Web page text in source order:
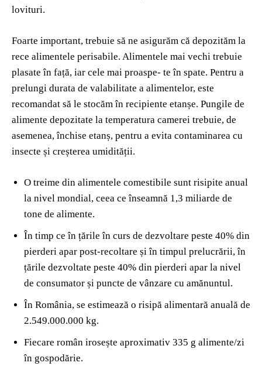
lovituri.
Foarte important, trebuie să ne asigurăm că depozităm la
rece alimentele perisabile. Alimentele mai vechi trebuie
plasate în față, iar cele mai proaspe- te în spate. Pentru a
prelungi durata de valabilitate a alimentelor, este
recomandat să le stocăm în recipiente etanșe. Pungile de
alimente depozitate la temperatura camerei trebuie, de
asemenea, închise etanș, pentru a evita contaminarea cu
insecte și creșterea umidității.
O treime din alimentele comestibile sunt risipite anual
la nivel mondial, ceea ce înseamnă 1,3 miliarde de
tone de alimente.
În timp ce în țările în curs de dezvoltare peste 40% din
pierderi apar post-recoltare și în timpul prelucrării, în
țările dezvoltate peste 40% din pierderi apar la nivel
de consumator și puncte de vânzare cu amănuntul.
În România, se estimează o risipă alimentară anuală de
2.549.000.000 kg.
Fiecare român irosește aproximativ 335 g alimente/zi
în gospodărie.